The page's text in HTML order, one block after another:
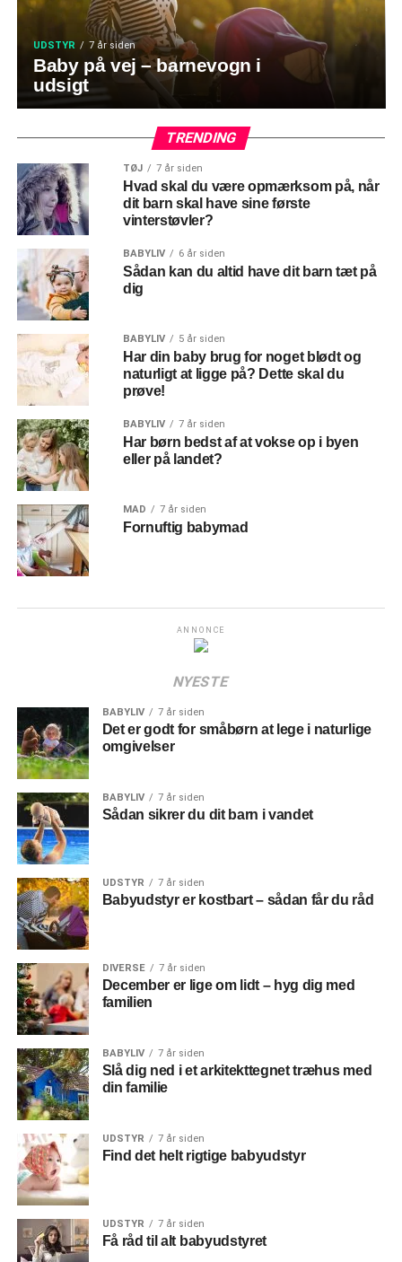
UDSTYR 7 år siden
Baby på vej – barnevogn i
udsigt
TRENDING
TØJ 7 år siden
Hvad skal du være opmærksom på, når
dit barn skal have sine første
vinterstøvler?
BABYLIV 6 år siden
Sådan kan du altid have dit barn tæt på
dig
BABYLIV 5 år siden
Har din baby brug for noget blødt og
naturligt at ligge på? Dette skal du
prøve!
BABYLIV 7 år siden
Har børn bedst af at vokse op i byen
eller på landet?
MAD 7 år siden
Fornuftig babymad
ANNONCE
NYESTE
BABYLIV 7 år siden
Det er godt for småbørn at lege i naturlige
omgivelser
BABYLIV 7 år siden
Sådan sikrer du dit barn i vandet
UDSTYR 7 år siden
Babyudstyr er kostbart – sådan får du råd
DIVERSE 7 år siden
December er lige om lidt – hyg dig med
familien
BABYLIV 7 år siden
Slå dig ned i et arkitekttegnet træhus med
din familie
UDSTYR 7 år siden
Find det helt rigtige babyudstyr
UDSTYR 7 år siden
Få råd til alt babyudstyret